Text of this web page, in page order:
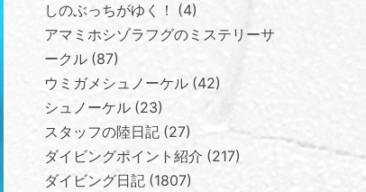
しのぶっちがゆく！
4
アマミホシゾラフグのミステリーサ
ークル 87
ウミガメシュノーケル 42
シュノーケル 23
スタッフの陸日記 27
ダイビングポイント紹介 217
ダイビング日記 1807